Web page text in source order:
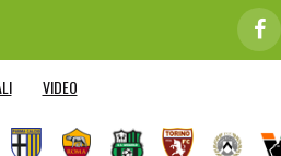
VIDEO